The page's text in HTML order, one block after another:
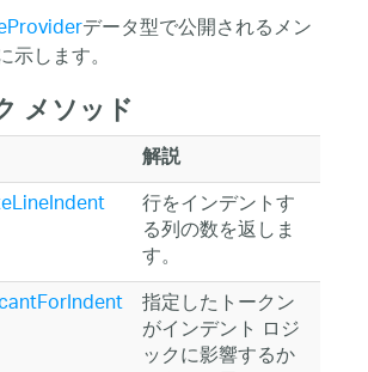
データ型で公開されるメン
します。
メソッド
解説
行をインデントす
る列の数を返しま
す。
指定したトークン
がインデント ロジ
ックに影響するか